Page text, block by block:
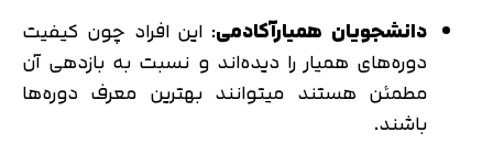
دانشجویان همیارآکادمی: این افراد چون کیفیت
دوره‌های همیار را دیده‌اند و نسبت به بازدهی آن
مطمئن هستند میتوانند بهترین معرف‌ دوره‌ها
باشند.